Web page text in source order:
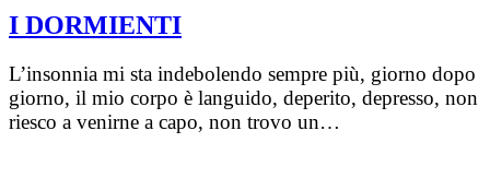
I DORMIENTI
L’insonnia mi sta indebolendo sempre più, giorno dopo
giorno, il mio corpo è languido, deperito, depresso, non
riesco a venirne a capo, non trovo un…